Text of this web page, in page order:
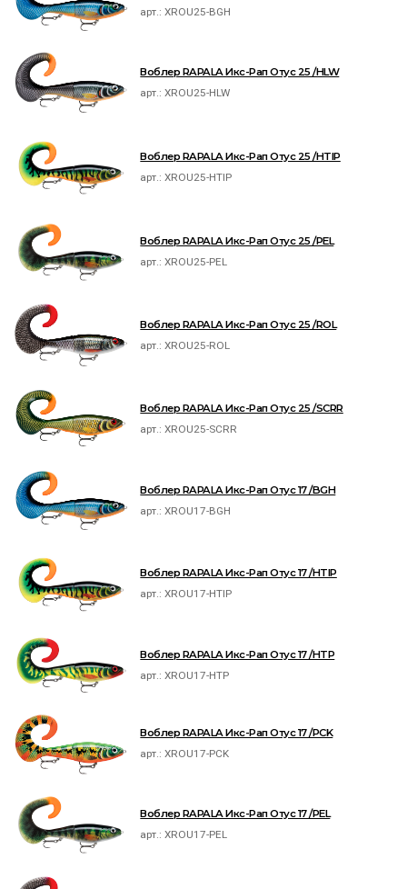
арт.:XROU25-BGH
Воблер RAPALA Икс-Рап Отус 25 /HLW
арт.:XROU25-HLW
Воблер RAPALA Икс-Рап Отус 25 /HTIP
арт.:XROU25-HTIP
Воблер RAPALA Икс-Рап Отус 25 /PEL
арт.:XROU25-PEL
Воблер RAPALA Икс-Рап Отус 25 /ROL
арт.:XROU25-ROL
Воблер RAPALA Икс-Рап Отус 25 /SCRR
арт.:XROU25-SCRR
Воблер RAPALA Икс-Рап Отус 17 /BGH
арт.:XROU17-BGH
Воблер RAPALA Икс-Рап Отус 17 /HTIP
арт.:XROU17-HTIP
Воблер RAPALA Икс-Рап Отус 17 /HTP
арт.:XROU17-HTP
Воблер RAPALA Икс-Рап Отус 17 /PCK
арт.:XROU17-PCK
Воблер RAPALA Икс-Рап Отус 17 /PEL
арт.:XROU17-PEL